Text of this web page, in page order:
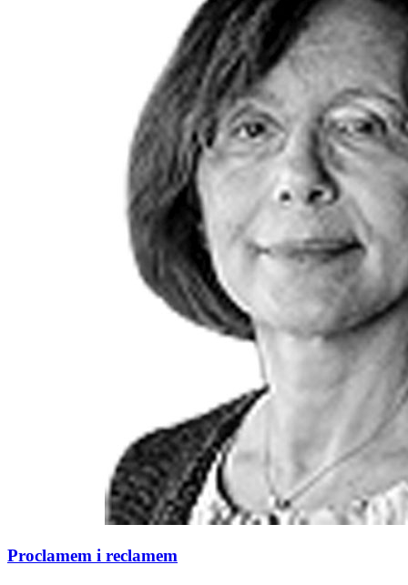
Proclamem i reclamem